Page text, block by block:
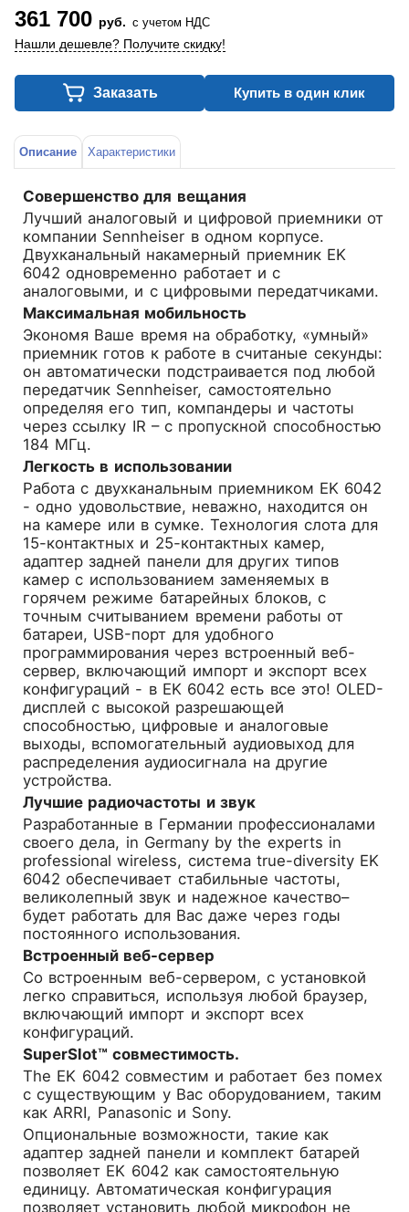
361 700 руб. с учетом НДС
Нашли дешевле? Получите скидку!
Заказать Купить в один клик
Описание Характеристики
Совершенство для вещания
Лучший аналоговый и цифровой приемники от
компании Sennheiser в одном корпусе.
Двухканальный накамерный приемник EK
6042 одновременно работает и с
аналоговыми, и с цифровыми передатчиками.
Максимальная мобильность
Экономя Ваше время на обработку, «умный»
приемник готов к работе в считаные секунды:
он автоматически подстраивается под любой
передатчик Sennheiser, самостоятельно
определяя его тип, компандеры и частоты
через ссылку IR – с пропускной способностью
184 МГц.
Легкость в использовании
Работа с двухканальным приемником EK 6042
- одно удовольствие, неважно, находится он
на камере или в сумке. Технология слота для
15-контактных и 25-контактных камер,
адаптер задней панели для других типов
камер с использованием заменяемых в
горячем режиме батарейных блоков, с
точным считыванием времени работы от
батареи, USB-порт для удобного
программирования через встроенный веб-
сервер, включающий импорт и экспорт всех
конфигураций - в EK 6042 есть все это! OLED-
дисплей с высокой разрешающей
способностью, цифровые и аналоговые
выходы, вспомогательный аудиовыход для
распределения аудиосигнала на другие
устройства.
Лучшие радиочастоты и звук
Разработанные в Германии профессионалами
своего дела, in Germany by the experts in
professional wireless, система true-diversity EK
6042 обеспечивает стабильные частоты,
великолепный звук и надежное качество–
будет работать для Вас даже через годы
постоянного использования.
Встроенный веб-сервер
Со встроенным веб-сервером, с установкой
легко справиться, используя любой браузер,
включающий импорт и экспорт всех
конфигураций.
SuperSlot™ совместимость.
The EK 6042 совместим и работает без помех
с существующим у Вас оборудованием, таким
как ARRI, Panasonic и Sony.
Опциональные возможности, такие как
адаптер задней панели и комплект батарей
позволяет EK 6042 как самостоятельную
единицу. Автоматическая конфигурация
позволяет установить любой микрофон не